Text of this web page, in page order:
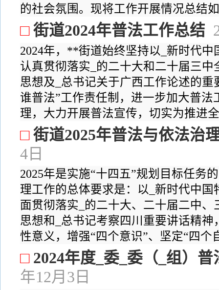
的社会氛围。现将工作开展情况总结
□ 街道2024年普法工作总结
2024年，**街道始终坚持以_新时代
认真贯彻落实_的二十大和二十届三
思想及_总书记关于广西工作论述的
谁普法”工作责任制，进一步加大普
理，大力开展普法宣传，切实为推进
□ 街道2025年普法与依法治
4日
2025年是实施“十四五”规划目标任务
理工作的总体要求是：以_新时代中
面贯彻落实_的二十大、二十届二中
思想和_总书记考察四川重要讲话精神
性意义，增强“四个意识”、坚定“四个
□ 2024年度_委_委（_组）
年12月3日